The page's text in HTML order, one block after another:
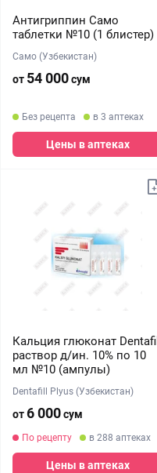
Антигриппин Само
таблетки №10 (1 блистер)
Само (Узбекистан)
от 54 000сум
Без рецепта в 3 аптеках
Цены в аптеках
Кальция глюконат Dentafill
раствор д/ин. 10% по 10
мл №10 (ампулы)
Dentafill Plyus (Узбекистан)
от6 000сум
По рецепту в 288 аптеках
Цены в аптеках